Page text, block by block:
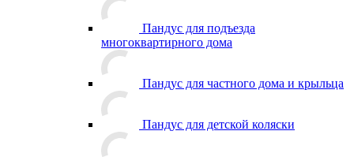
Пандус для подъезда
многоквартирного дома
Пандус для частного дома и крыльца
Пандус для детской коляски